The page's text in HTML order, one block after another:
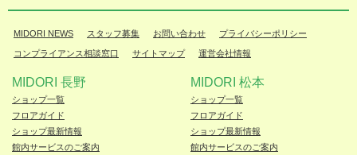
MIDORI NEWS スタッフ募集 お問い合わせ プライバシーポリシー
コンプライアンス相談窓口 サイトマップ 運営会社情報
MIDORI 長野
ショップ一覧
フロアガイド
ショップ最新情報
館内サービスのご案内
MIDORI 松本
ショップ一覧
フロアガイド
ショップ最新情報
館内サービスのご案内